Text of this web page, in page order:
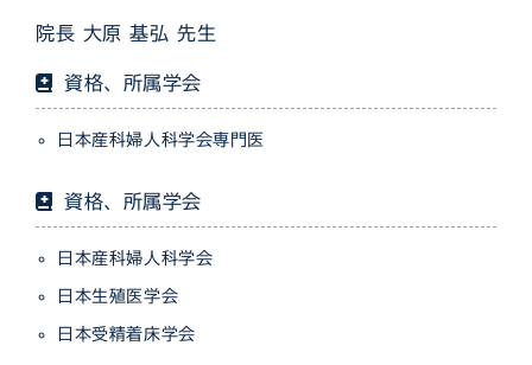
院長 大原 基弘 先生
資格、所属学会
日本産科婦人科学会専門医
資格、所属学会
日本産科婦人科学会
日本生殖医学会
日本受精着床学会